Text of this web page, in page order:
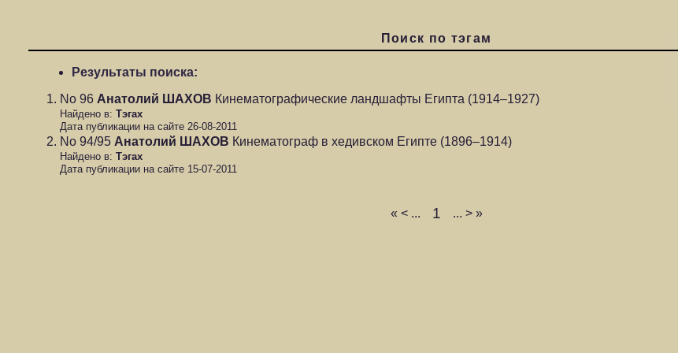
Поиск по тэгам
Результаты поиска:
No 96 Анатолий ШАХОВ Кинематографические ландшафты Египта (1914–1927)
Найдено в: Тэгах
Дата публикации на сайте 26-08-2011
No 94/95 Анатолий ШАХОВ Кинематограф в хедивском Египте (1896–1914)
Найдено в: Тэгах
Дата публикации на сайте 15-07-2011
« < ... 1 ... > »